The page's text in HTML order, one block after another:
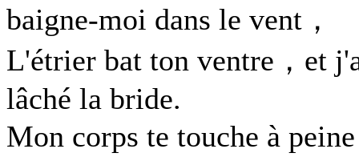
baigne-moi dans le vent，
L'étrier bat ton ventre，et
lâché la bride.
Mon corps te touche à